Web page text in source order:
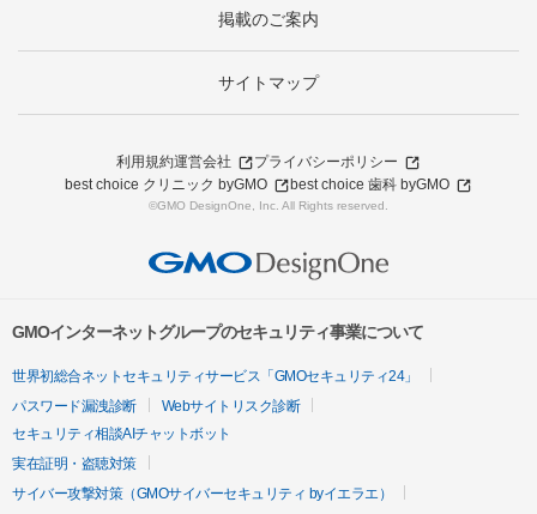
掲載のご案内
サイトマップ
利用規約運営会社
プライバシーポリシー
best choice クリニック byGMO
best choice 歯科 byGMO
©GMO DesignOne, Inc. All Rights reserved.
GMOインターネットグループのセキュリティ事業について
世界初総合ネットセキュリティサービス「GMOセキュリティ24」
パスワード漏洩診断
Webサイトリスク診断
セキュリティ相談AIチャットボット
実在証明・盗聴対策
サイバー攻撃対策（GMOサイバーセキュリティ byイエラエ）